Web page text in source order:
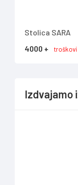
Stolica SARA
4000 +
Izdvajamo